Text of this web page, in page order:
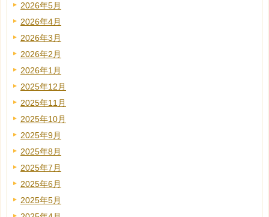
2026年5月
2026年4月
2026年3月
2026年2月
2026年1月
2025年12月
2025年11月
2025年10月
2025年9月
2025年8月
2025年7月
2025年6月
2025年5月